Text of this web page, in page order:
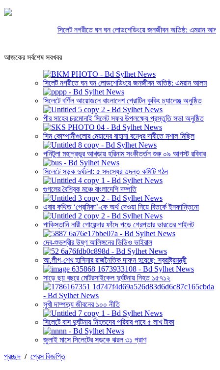
সিলেট নগরীতে ঘন ঘন লোডশেডিংয়ে জনজীবন অতিষ্ঠ: এমরান আলম
আজকের সর্বশেষ সবখবর
সিলেট নগরীতে ঘন ঘন লোডশেডিংয়ে জনজীবন অতিষ্ঠ: এমরান আলম
সিলেটে বর্ণিল আয়োজনে বাংলাদেশ প্রোটিন কুকিং চ্যালেঞ্জ অনুষ্ঠিত
পীর সাহেব চরমোনাই সিলেট সফর উপলক্ষ্যে প্রস্তুতি সভা অনুষ্ঠিত
সিম কোম্পানীগুলোর মেয়াদের বাহানা বন্ধের দাবীতে মশাল মিছিল
পনিটুলা মহাপ্রভুর আখড়ায় হরিনাম সংকীর্ত্তন শুরু ০৯ আগস্ট রবিবার
সিলেটে সড়ক দুর্ঘটনা: ৫ সদস্যের তদন্ত কমিটি গঠন
গুগলের বৈশ্বিক মঞ্চে বাংলাদেশি দম্পতি
এবার কথিত ‘প্রেমিকা’-কে অর্থ দেওয়া নিয়ে বিতর্কে ইনফান্তিনো
পাকিস্তানি নারী গোয়েন্দার ফাঁদে পড়ে গ্রেপ্তার ভারতের পাইলট
দেব-শুভশ্রীর উষ্ণ আলিঙ্গনের ভিডিও ভাইরাল
আ.লীগ-শেখ হাসিনার রাজনৈতিক দাফন হয়েছে: স্বরাষ্ট্রমন্ত্রী
সাড়ে ছয় বছরে মোটরসাইকেল দুর্ঘটনায় নিহত ১৫৭১২
সুখী দাম্পত্য জীবনের ১০০ নীতি
সিলেটে বাস দুর্ঘটনায় নিহতদের পরিবার পাবে ৫ লাখ টাকা
জুলাই মাসে সিলেটের সড়কে ঝরল ৩১ প্রাণ
প্রচ্ছদ / প্রেস বিজ্ঞপ্তি